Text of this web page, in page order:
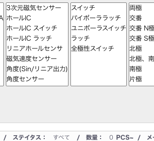
/ ステイタス： すべて / 数量： 0 PCS~ / メ